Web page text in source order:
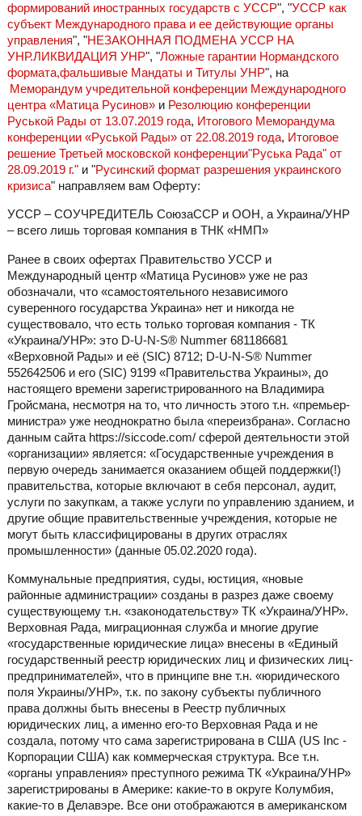
формирований иностранных государств с УССР", "УССР как
субъект Международного права и ее действующие органы
управления", "НЕЗАКОННАЯ ПОДМЕНА УССР НА
УНР.ЛИКВИДАЦИЯ УНР", "Ложные гарантии Нормандского
формата,фальшивые Мандаты и Титулы УНР", на
Меморандум учредительной конференции Международного
центра «Матица Русинов»и Резолюцию конференции
Руськой Рады от 13.07.2019 года, Итогового Меморандума
конференции «Руськой Рады» от 22.08.2019 года, Итоговое
решение Третьей московской конференции"Руська Рада" от
28.09.2019 г."и "Русинский формат разрешения украинского
кризиса" направляем вам Оферту:
УССР – СОУЧРЕДИТЕЛЬ СоюзаССР и ООН, а Украина/УНР
– всего лишь торговая компания в ТНК «НМП»
Ранее в своих офертах Правительство УССР и
Международный центр «Матица Русинов» уже не раз
обозначали, что «самостоятельного независимого
суверенного государства Украина» нет и никогда не
существовало, что есть только торговая компания - ТК
«Украина/УНР»: это D-U-N-S® Nummer 681186681
«Верховной Рады» и её (SIC) 8712; D-U-N-S® Nummer
552642506 и его (SIC) 9199 «Правительства Украины», до
настоящего времени зарегистрированного на Владимира
Гройсмана, несмотря на то, что личность этого т.н. «премьер-
министра» уже неоднократно была «переизбрана». Согласно
данным сайта https://siccode.com/ сферой деятельности этой
«организации» является: «Государственные учреждения в
первую очередь занимается оказанием общей поддержки(!)
правительства, которые включают в себя персонал, аудит,
услуги по закупкам, а также услуги по управлению зданием, и
другие общие правительственные учреждения, которые не
могут быть классифицированы в других отраслях
промышленности» (данные 05.02.2020 года).
Коммунальные предприятия, суды, юстиция, «новые
районные администрации» созданы в разрез даже своему
существующему т.н. «законодательству» ТК «Украина/УНР».
Верховная Рада, миграционная служба и многие другие
«государственные юридические лица» внесены в «Единый
государственный реестр юридических лиц и физических лиц-
предпринимателей», что в принципе вне т.н. «юридического
поля Украины/УНР», т.к. по закону субъекты публичного
права должны быть внесены в Реестр публичных
юридических лиц, а именно его-то Верховная Рада и не
создала, потому что сама зарегистрирована в США (US Inc -
Корпорации США) как коммерческая структура. Все т.н.
«органы управления» преступного режима ТК «Украина/УНР»
зарегистрированы в Америке: какие-то в округе Колумбия,
какие-то в Делавэре. Все они отображаются в американском